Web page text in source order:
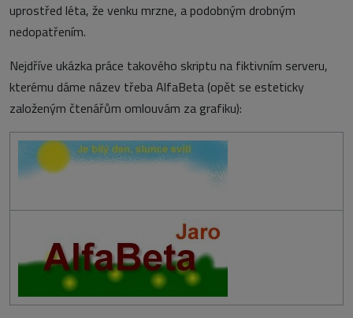
uprostřed léta, že venku mrzne, a podobným drobným
nedopatřením.
Nejdříve ukázka práce takového skriptu na fiktivním serveru,
kterému dáme název třeba AlfaBeta (opět se esteticky
založeným čtenářům omlouvám za grafiku):